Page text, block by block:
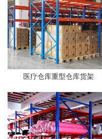
医疗仓库重型仓库货架